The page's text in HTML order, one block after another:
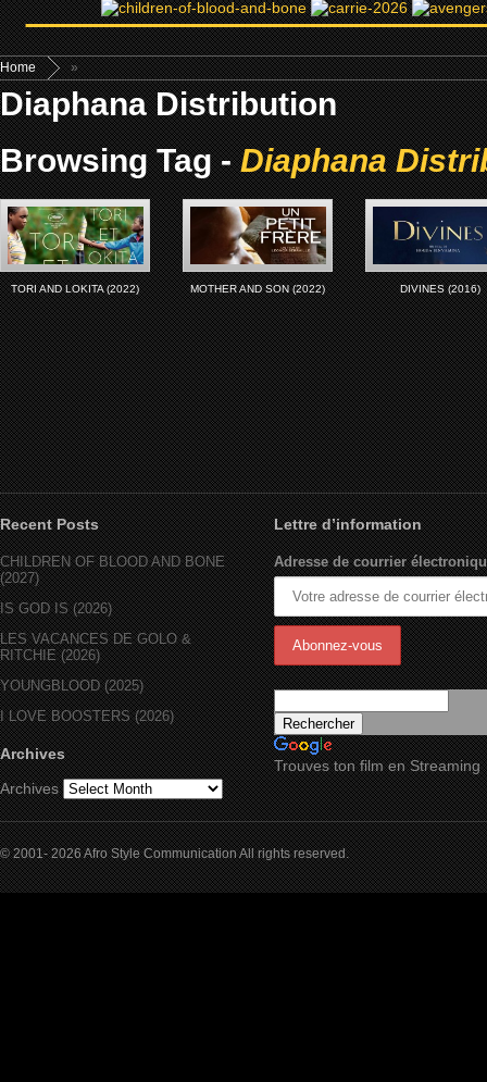
Home »
Diaphana Distribution
Browsing Tag -Diaphana
TORI AND LOKITA (2022) MOTHER AND SON (2022) DIVINES (2016)
Recent Posts
CHILDREN OF BLOOD AND BONE
(2027)
IS GOD IS (2026)
LES VACANCES DE GOLO &
RITCHIE (2026)
YOUNGBLOOD (2025)
I LOVE BOOSTERS (2026)
Archives
Archives
Lettre d’information
Adresse de courrier
Trouves ton film en Streaming
© 2001- 2026 Afro Style Communication All rights reserved.